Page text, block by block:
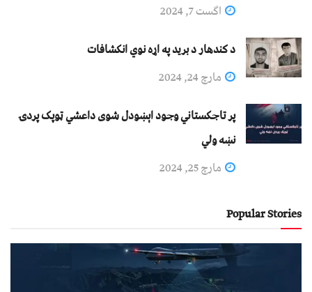
اگست 7, 2024
د کندهار د برید په اړه نوي انکشافات
مارچ 24, 2024
پر تاجکستاني وجود اېښودل شوی داعشي ټوپک پردۍ
نښه ولي
مارچ 25, 2024
Popular Stories